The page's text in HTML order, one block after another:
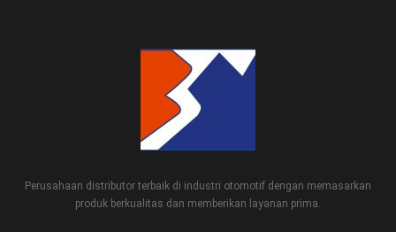
Perusahaan distributor terbaik di industri otomotif dengan memasarkan
produk berkualitas dan memberikan layanan prima.